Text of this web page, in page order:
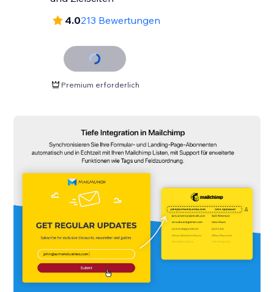
4.0213 Bewertungen
Premium erforderlich